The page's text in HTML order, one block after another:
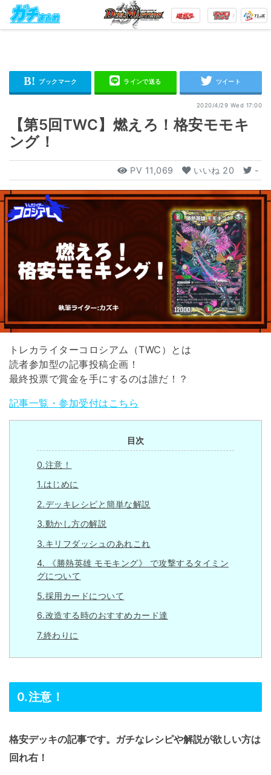
2020/4/29 Wed 17:00
【第5回TWC】燃えろ！格安モモキ
ング！
PV 11,069 いいね 20 -
トレカライターコロシアム（TWC）とは
読者参加型の記事投稿企画！
最終投票で賞金を手にするのは誰だ！？
記事一覧・参加受付はこちら
目次
0.注意！
1.はじめに
2.デッキレシピと簡単な解説
3.動かし方の解説
3.キリフダッシュのあれこれ
4. 《勝熱英雄 モモキング》 で攻撃するタイミン
グについて
5.採用カードについて
6.改造する時のおすすめカード達
7.終わりに
0.注意！
格安デッキの記事です。ガチなレシピや解説が欲しい方は
回れ右！